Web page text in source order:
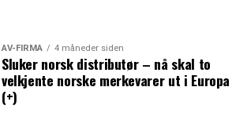
AV-FIRMA 4 måneder siden
Sluker norsk distributør – nå skal to
velkjente norske merkevarer ut i Europa
(+)